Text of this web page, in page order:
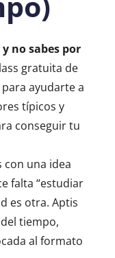
no sabes por
gratuita de
ayudarte a
típicos y
conseguir tu
con una idea
falta “estudiar
es otra. Aptis
tiempo,
al formato